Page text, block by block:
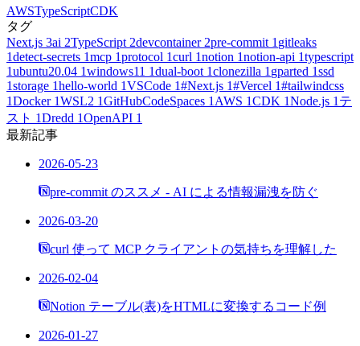
AWSTypeScriptCDK
タグ
Next.js 3ai 2TypeScript 2devcontainer 2pre-commit 1 gitleaks
1detect-secrets 1mcp 1protocol 1curl 1notion 1notion-api 1typescript
1ubuntu20.04 1windows11 1dual-boot 1clonezilla 1 gparted 1ssd
1storage 1hello-world 1VSCode 1#Next.js 1#Vercel 1#tailwindcss
1Docker 1WSL2 1GitHubCodeSpaces 1 AWS 1CDK 1Node.js 1 テ
スト 1Dredd 1OpenAPI 1
最新記事
2026-05-23
pre-commit のススメ - AI による情報漏洩を防ぐ
2026-03-20
curl 使って MCP クライアントの気持ちを理解した
2026-02-04
Notion テーブル(表)をHTMLに変換するコード例
2026-01-27